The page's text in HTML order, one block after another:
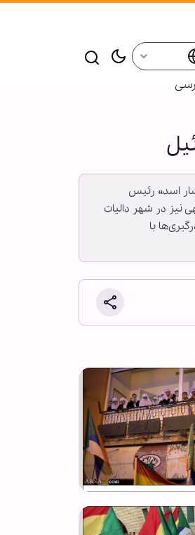
اسد» رئیس
نیز در شهر دالیات
این ماه دست کم ۲۰ روستایی دروزی در درگیری‌ها با